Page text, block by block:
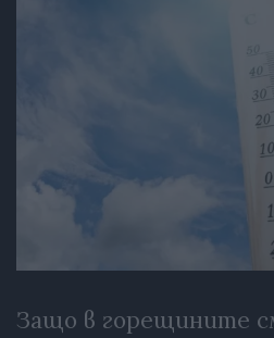
Защо в горещините